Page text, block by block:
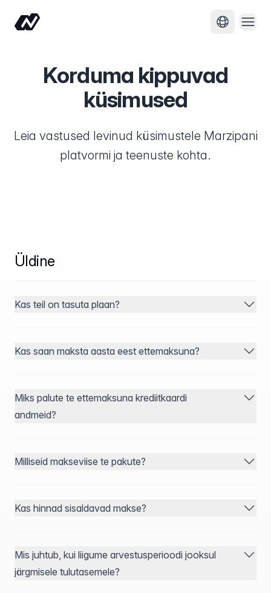
MuudaAva
Korduma kippuvad
küsimused
Leia vastused levinud küsimustele Marzipani
platvormi ja teenuste kohta.
Üldine
Kas teil on tasuta plaan?
Kas saan maksta aasta eest ettemaksuna?
Miks palute te ettemaksuna krediitkaardi
andmeid?
Milliseid makseviise te pakute?
Kas hinnad sisaldavad makse?
Mis juhtub, kui liigume arvestusperioodi jooksul
järgmisele tulutasemele?